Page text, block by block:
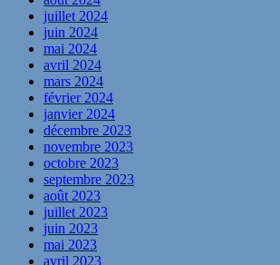
juillet 2024
juin 2024
mai 2024
avril 2024
mars 2024
février 2024
janvier 2024
décembre 2023
novembre 2023
octobre 2023
septembre 2023
août 2023
juillet 2023
juin 2023
mai 2023
avril 2023